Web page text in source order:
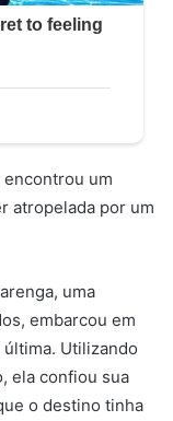
encontrou um
atropelada por um
uma
embarcou em
Utilizando
ela confiou sua
o destino tinha